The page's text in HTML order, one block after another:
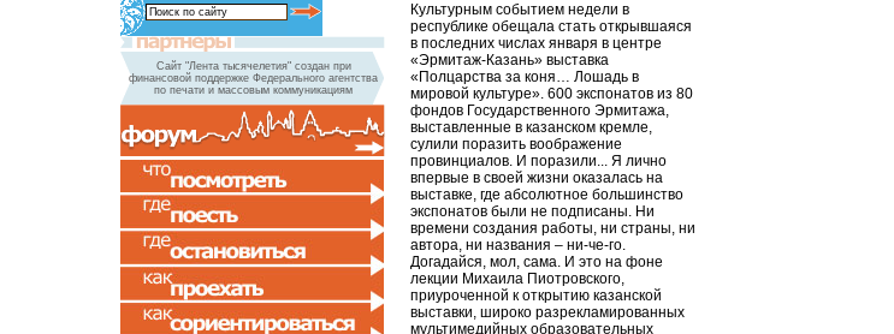
Культурным событием недели в
республике обещала стать открывшаяся
в последних числах января в центре
«Эрмитаж-Казань» выставка
«Полцарства за коня… Лошадь в
мировой культуре». 600 экспонатов из 80
фондов Государственного Эрмитажа,
выставленные в казанском кремле,
сулили поразить воображение
провинциалов. И поразили... Я лично
впервые в своей жизни оказалась на
выставке, где абсолютное большинство
экспонатов были не подписаны. Ни
времени создания работы, ни страны, ни
автора, ни названия – ни-че-го.
Догадайся, мол, сама. И это на фоне
лекции Михаила Пиотровского,
приуроченной к открытию казанской
выставки, широко разрекламированных
мультимедийных образовательных
Сайт "Лента тысячелетия" создан при
финансовой поддержке Федерального агентства
по печати и массовым коммуникациям